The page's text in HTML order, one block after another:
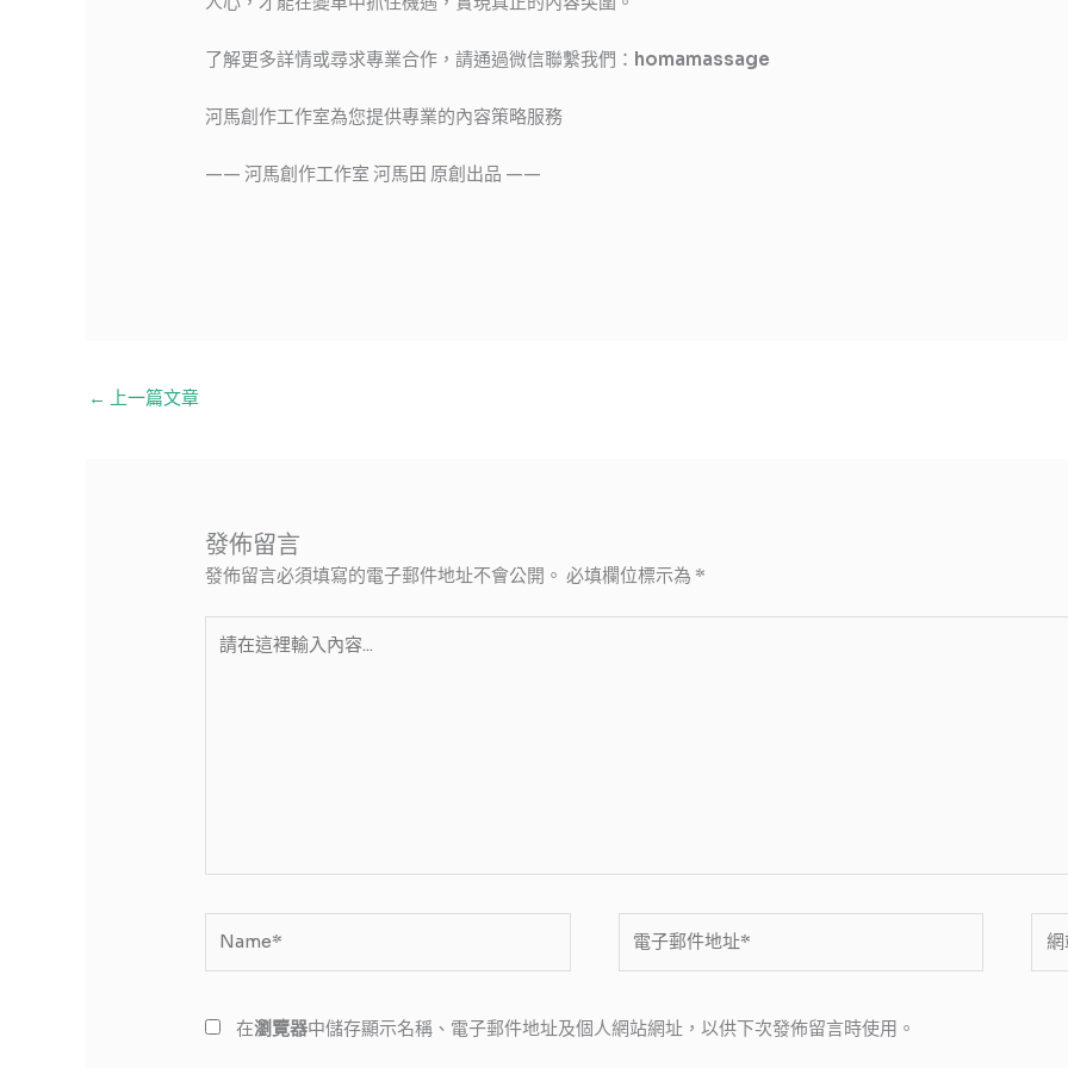
了解更多詳情或尋求專業合作，請通過微信聯繫我們： homamassage
河馬創作工作室為您提供專業的內容策略服務
—— 河馬創作工作室 河馬田 原創出品 ——
← 上一篇文章
發佈留言
發佈留言必須填寫的電子郵件地址不會公開。 必填欄位標示為 *
在
地
站
在瀏覽器中儲存顯示名稱、電子郵件地址及個人網站網址，以供下次發佈留言時使用。